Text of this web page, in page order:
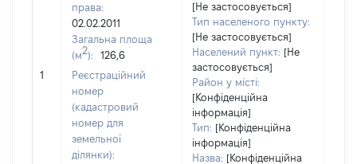
1
права:
02.02.2011
Загальна площа
(м2):
126,6
Реєстраційний
номер
(кадастровий
номер для
земельної
ділянки):
[Не застосовується]
Тип населеного пункту:
[Не застосовується]
Населений пункт: [Не
застосовується]
Район у місті:
[Конфіденційна
інформація]
Тип: [Конфіденційна
інформація]
Назва: [Конфіденційна